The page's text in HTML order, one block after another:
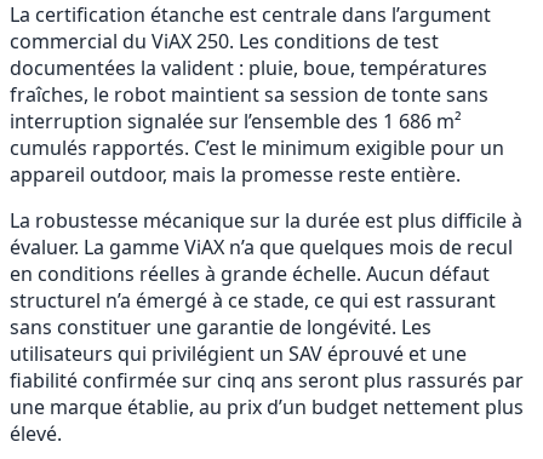
La certification étanche est centrale dans l’argument
commercial du ViAX 250. Les conditions de test
documentées la valident : pluie, boue, températures
fraîches, le robot maintient sa session de tonte sans
interruption signalée sur l’ensemble des 1 686 m²
cumulés rapportés. C’est le minimum exigible pour un
appareil outdoor, mais la promesse reste entière.
La robustesse mécanique sur la durée est plus difficile à
évaluer. La gamme ViAX n’a que quelques mois de recul
en conditions réelles à grande échelle. Aucun défaut
structurel n’a émergé à ce stade, ce qui est rassurant
sans constituer une garantie de longévité. Les
utilisateurs qui privilégient un SAV éprouvé et une
fiabilité confirmée sur cinq ans seront plus rassurés par
une marque établie, au prix d’un budget nettement plus
élevé.